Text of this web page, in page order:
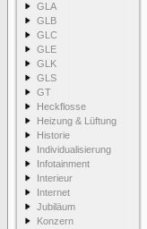
GLA
GLB
GLC
GLE
GLK
GLS
GT
Heckflosse
Heizung & Lüftung
Historie
Individualisierung
Infotainment
Interieur
Internet
Jubiläum
Konzern